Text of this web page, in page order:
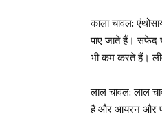
काला चावल:
पाए जाते हैं। सफेद
भी कम करते हैं।
लाल चावल: लाल
है और आयरन और